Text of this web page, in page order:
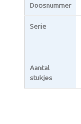
Doosnummer
Serie
Aantal
stukjes